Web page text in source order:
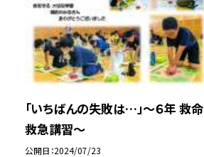
「いちばんの失敗は…」〜６年 救命
救急講習〜
公開日 2024/07/23